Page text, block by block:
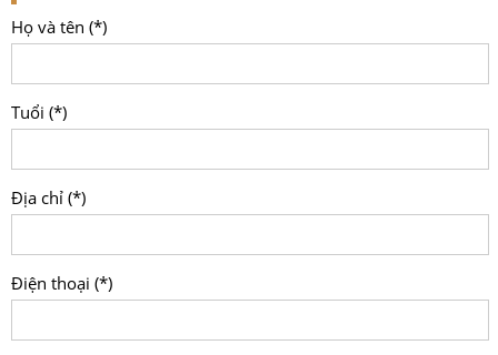
Họ và tên (*)
Tuổi (*)
Địa chỉ (*)
Điện thoại (*)